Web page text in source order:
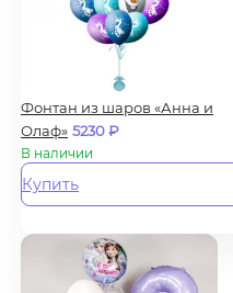
Фонтан из шаров «Анна и
Олаф» 5230₽
В наличии
Купить